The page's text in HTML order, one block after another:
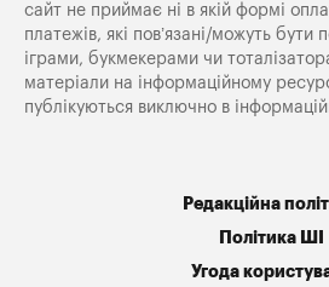
сайт не приймає ні в якій формі
платежів, які пов’язані/можуть бути
іграми, букмекерами чи
матеріали на інформаційному
публікуються виключно в
Редакційна
Політика ШІ
Угода